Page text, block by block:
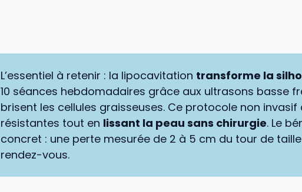
L’essentiel à retenir : la lipocavitation transforme la
10 séances hebdomadaires grâce aux ultrasons basse
brisent les cellules graisseuses. Ce protocole non invasif
résistantes tout en lissant la peau sans chirurgie. Le
concret : une perte mesurée de 2 à 5 cm du tour de
rendez-vous.